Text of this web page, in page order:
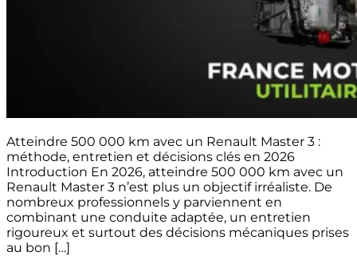
Atteindre 500 000 km avec un Renault Master 3 :
méthode, entretien et décisions clés en 2026
Introduction En 2026, atteindre 500 000 km avec un
Renault Master 3 n’est plus un objectif irréaliste. De
nombreux professionnels y parviennent en
combinant une conduite adaptée, un entretien
rigoureux et surtout des décisions mécaniques prises
au bon […]